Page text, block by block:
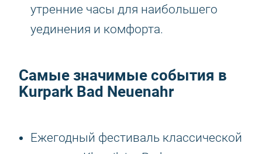
утренние часы для наибольшего
уединения и комфорта.
Самые значимые события в
Kurpark Bad Neuenahr
Ежегодный фестиваль классической